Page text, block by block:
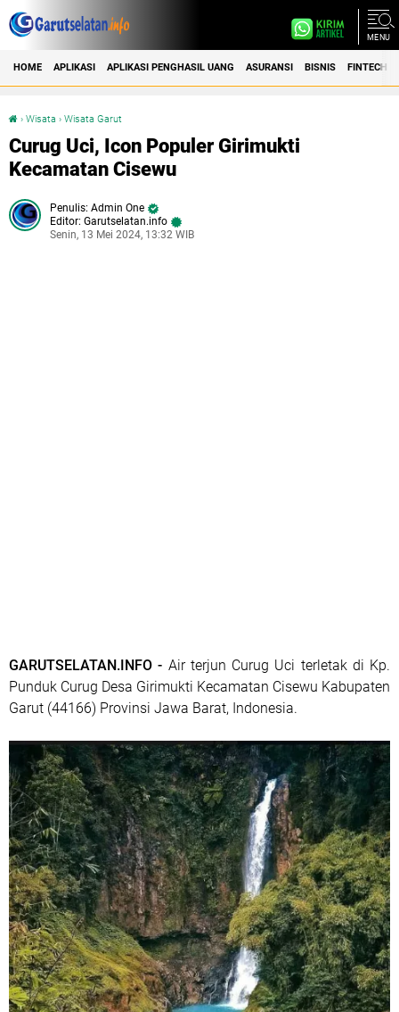
MENU
HOME APLIKASI APLIKASI PENGHASIL UANG ASURANSI BISNIS FINTECH
› Wisata › Wisata Garut
Curug Uci, Icon Populer Girimukti
Kecamatan Cisewu
Admin One
Editor: Garutselatan.info
Senin, 13 Mei 2024, 13:32 WIB
GARUTSELATAN.INFO - Air terjun Curug Uci terletak di Kp.
Punduk Curug Desa Girimukti Kecamatan Cisewu Kabupaten
Garut (44166) Provinsi Jawa Barat, Indonesia.